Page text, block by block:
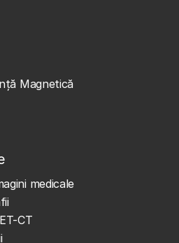
Magnetică
medicale
CT